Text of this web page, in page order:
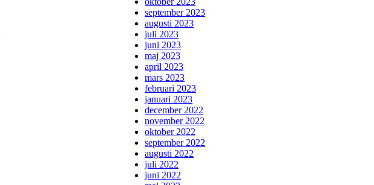
september 2023
augusti 2023
juli 2023
juni 2023
maj 2023
april 2023
mars 2023
februari 2023
januari 2023
december 2022
november 2022
oktober 2022
september 2022
augusti 2022
juli 2022
juni 2022